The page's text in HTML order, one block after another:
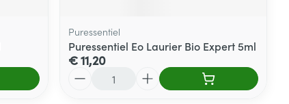
Puressentiel
Puressentiel Eo Laurier Bio Expert 5ml
€ 11,20